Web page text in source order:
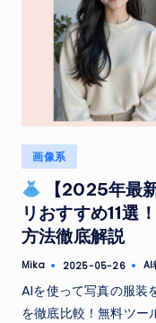
Posted
in
画像系
【2025年最
リおすすめ11選
方法徹底解説
Posted
Mika 2025-05-26
Tags: AI
AIを使って写真の服装
を徹底比較！無料ツー